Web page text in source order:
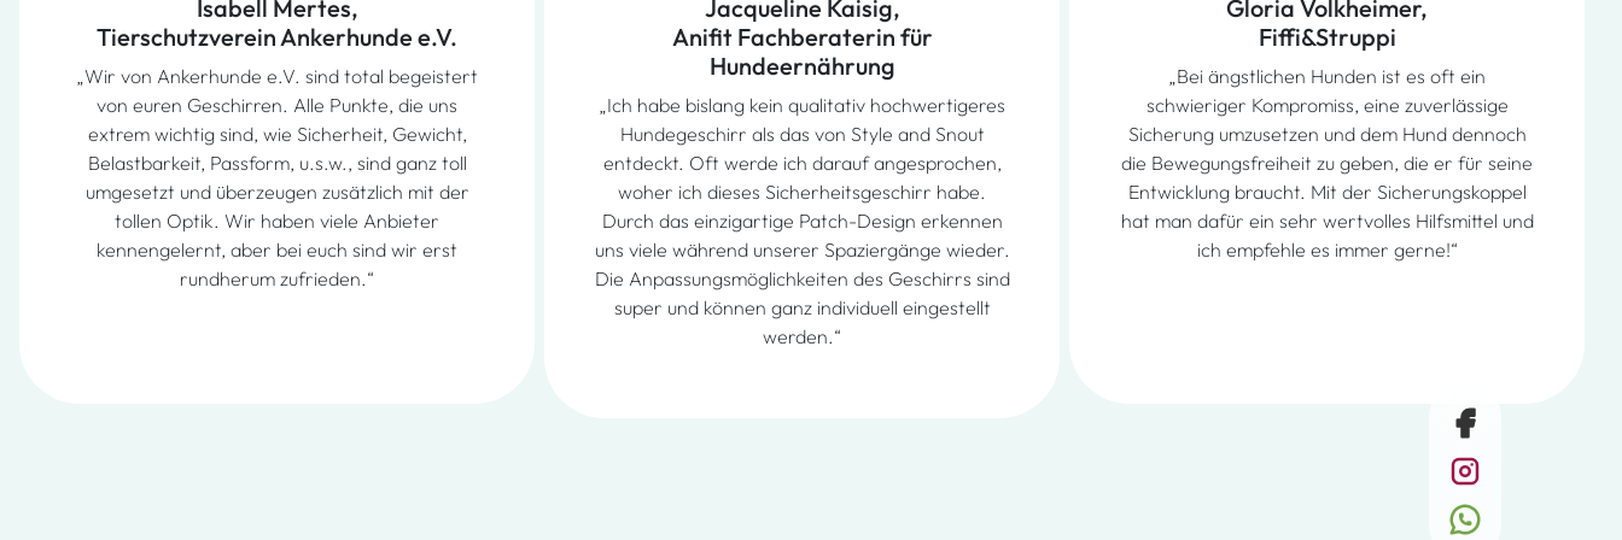
Isabell Mertes,
Tierschutzverein Ankerhunde e.V.
„Wir von Ankerhunde e.V. sind total begeistert
von euren Geschirren. Alle Punkte, die uns
extrem wichtig sind, wie Sicherheit, Gewicht,
Belastbarkeit, Passform, u.s.w., sind ganz toll
umgesetzt und überzeugen zusätzlich mit der
tollen Optik. Wir haben viele Anbieter
kennengelernt, aber bei euch sind wir erst
rundherum zufrieden.“
Jacqueline Kaisig,
Anifit Fachberaterin für
Hundeernährung
„Ich habe bislang kein qualitativ hochwertigeres
Hundegeschirr als das von Style and Snout
entdeckt. Oft werde ich darauf angesprochen,
woher ich dieses Sicherheitsgeschirr habe.
Durch das einzigartige Patch-Design erkennen
uns viele während unserer Spaziergänge wieder.
Die Anpassungsmöglichkeiten des Geschirrs sind
super und können ganz individuell eingestellt
werden.“
Gloria Volkheimer,
Fiffi&Struppi
„Bei ängstlichen Hunden ist es oft ein
schwieriger Kompromiss, eine zuverlässige
Sicherung umzusetzen und dem Hund dennoch
die Bewegungsfreiheit zu geben, die er für seine
Entwicklung braucht. Mit der Sicherungskoppel
hat man dafür ein sehr wertvolles Hilfsmittel und
ich empfehle es immer gerne!“